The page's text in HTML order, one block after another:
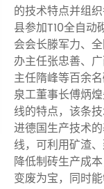
的技术特点并组
县参加T10全自
会会长滕军力、
办主任张忠善、
主任隋峰等百余
泉工董事长傅炳
线的特点，该条
进德国生产技术
线，可利用矿渣
降低制砖生产成
变废为宝，同时